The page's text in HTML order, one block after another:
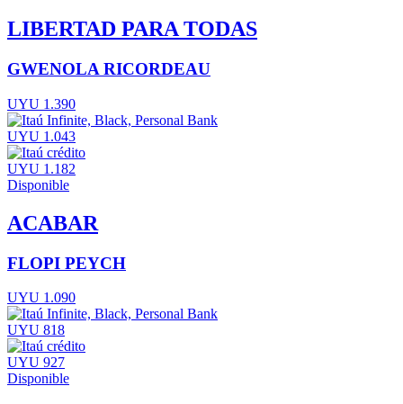
LIBERTAD PARA TODAS
GWENOLA RICORDEAU
UYU 1.390
UYU 1.043
UYU 1.182
Disponible
ACABAR
FLOPI PEYCH
UYU 1.090
UYU 818
UYU 927
Disponible